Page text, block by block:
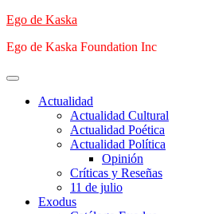
Saltar
contenido
Ego de Kaska
Ego de Kaska Foundation Inc
Menú
principalActualidad
Actualidad Cultural
Actualidad Poética
Actualidad Política
Opinión
Críticas y Reseñas
11 de julio
Exodus